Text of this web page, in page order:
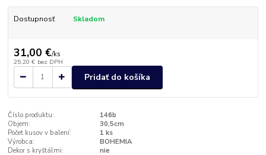
Dostupnosť Skladom
31,00 €/ks
25,20 € bez DPH
Pridať do košíka
Číslo produktu:
146b
Objem:
30,5cm
Počet kusov v balení:
1 ks
Výrobca:
BOHEMIA
Dekor s kryštálmi:
nie